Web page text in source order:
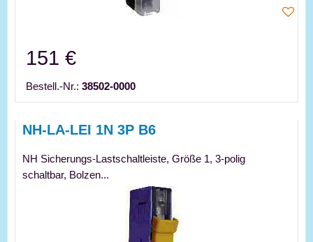
151 €
Bestell.-Nr.: 38502-0000
NH-LA-LEI 1N 3P B6
NH Sicherungs-Lastschaltleiste, Größe 1, 3-polig
schaltbar, Bolzen...